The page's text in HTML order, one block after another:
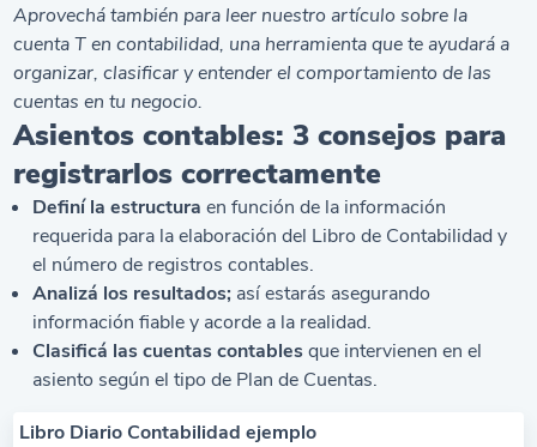
Aprovechá también para leer nuestro artículo sobre la
cuenta T en contabilidad, una herramienta que te ayudará a
organizar, clasificar y entender el comportamiento de las
cuentas en tu negocio.
Asientos contables: 3 consejos para
registrarlos correctamente
Definí la estructura en función de la información
requerida para la elaboración del Libro de Contabilidad y
el número de registros contables.
Analizá los resultados; así estarás asegurando
información fiable y acorde a la realidad.
Clasificá las cuentas contablesque intervienen en el
asiento según el tipo de Plan de Cuentas.
Libro Diario Contabilidad ejemplo